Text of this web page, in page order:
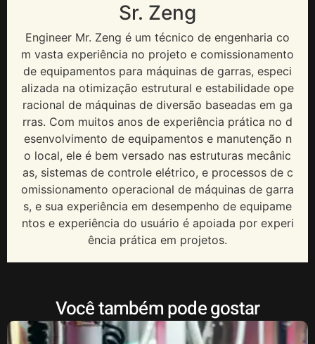
Sr. Zeng
Engineer Mr. Zeng é um técnico de engenharia co
m vasta experiência no projeto e comissionamento
de equipamentos para máquinas de garras, especi
alizada na otimização estrutural e estabilidade ope
racional de máquinas de diversão baseadas em ga
rras. Com muitos anos de experiência prática no d
esenvolvimento de equipamentos e manutenção n
o local, ele é bem versado nas estruturas mecânic
as, sistemas de controle elétrico, e processos de c
omissionamento operacional de máquinas de garra
s, e sua experiência em desempenho de equipame
ntos e experiência do usuário é apoiada por experi
ência prática em projetos.
Você também pode gostar